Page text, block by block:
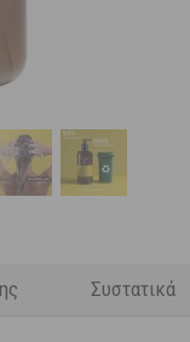
Συστατικά